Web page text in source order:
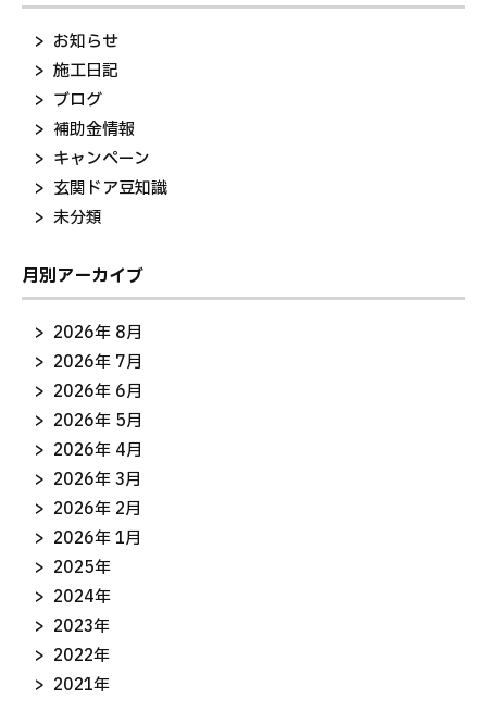
お知らせ
施工日記
ブログ
補助金情報
キャンペーン
玄関ドア豆知識
未分類
月別アーカイブ
2026年 8月
2026年 7月
2026年 6月
2026年 5月
2026年 4月
2026年 3月
2026年 2月
2026年 1月
2025年
2024年
2023年
2022年
2021年